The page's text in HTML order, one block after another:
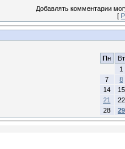
Добавлять комментарии
[
Пн
Вт
1
7
8
14
15
21
22
28
29